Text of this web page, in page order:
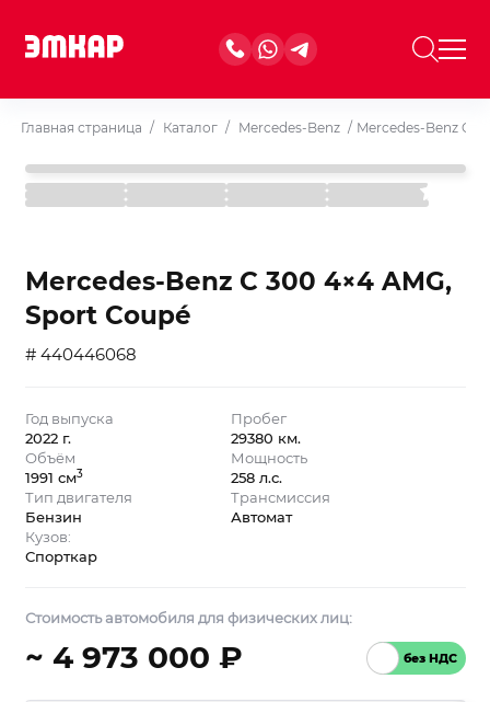
Главная страница / Каталог / Mercedes-Benz / Mercedes-Benz C
Mercedes-Benz C 300 4×4 AMG,
Sport Coupé
# 440446068
Год выпуска
2022 г.
Пробег
29380 км.
Объём
1991 см3
Мощность
258 л.с.
Тип двигателя
Бензин
Трансмиссия
Автомат
Кузов:
Спорткар
Стоимость автомобиля для физических лиц:
~ 4 973 000 ₽